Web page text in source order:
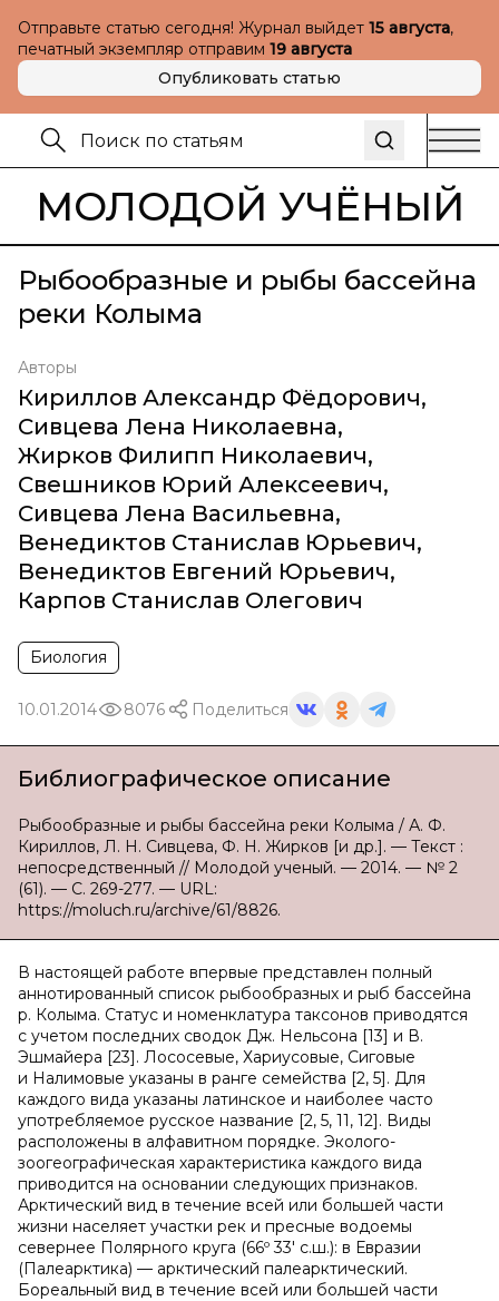
Отправьте статью сегодня! Журнал выйдет 15 августа,
печатный экземпляр отправим 19 августа
Опубликовать статью
МОЛОДОЙ УЧЁНЫЙ
Рыбообразные и рыбы бассейна
реки Колыма
Авторы
Кириллов Александр Фёдорович,
Сивцева Лена Николаевна,
Жирков Филипп Николаевич,
Свешников Юрий Алексеевич,
Сивцева Лена Васильевна,
Венедиктов Станислав Юрьевич,
Венедиктов Евгений Юрьевич,
Карпов Станислав Олегович
Биология
10.01.2014 8076 Поделиться
Библиографическое описание
Рыбообразные и рыбы бассейна реки Колыма / А. Ф.
Кириллов, Л. Н. Сивцева, Ф. Н. Жирков [и др.]. — Текст :
непосредственный // Молодой ученый. — 2014. — № 2
(61). — С. 269-277. — URL:
https://moluch.ru/archive/61/8826.
В настоящей работе впервые представлен полный
аннотированный список рыбообразных и рыб бассейна
р. Колыма. Статус и номенклатура таксонов приводятся
с учетом последних сводок Дж. Нельсона [13] и В.
Эшмайера [23]. Лососевые, Хариусовые, Сиговые
и Налимовые указаны в ранге семейства [2, 5]. Для
каждого вида указаны латинское и наиболее часто
употребляемое русское название [2, 5, 11, 12]. Виды
расположены в алфавитном порядке. Эколого-
зоогеографическая характеристика каждого вида
приводится на основании следующих признаков.
Арктический вид в течение всей или большей части
жизни населяет участки рек и пресные водоемы
севернее Полярного круга (66º 33′ с.ш.): в Евразии
(Палеарктика) — арктический палеарктический.
Бореальный вид в течение всей или большей части